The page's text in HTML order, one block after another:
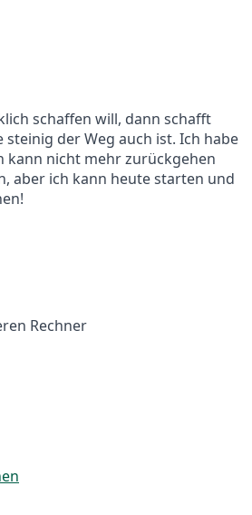
schaffen will, dann schafft
steinig der Weg auch ist. Ich habe
kann nicht mehr zurückgehen
aber ich kann heute starten und
Rechner